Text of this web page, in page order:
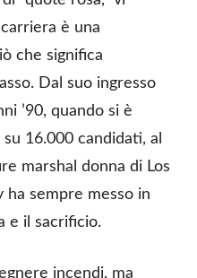
è una
che significa
Dal suo ingresso
’90, quando si è
16.000 candidati, al
marshal donna di Los
ha sempre messo in
e il sacrificio.
incendi, ma